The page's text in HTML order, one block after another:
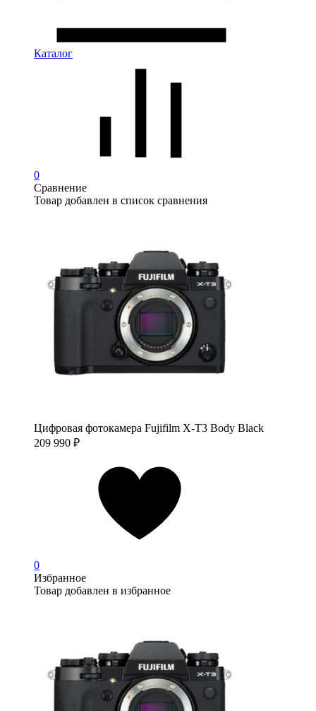
Каталог
0
Сравнение
Товар добавлен в список сравнения
Цифровая фотокамера Fujifilm X-T3 Body Black
209 990 ₽
0
Избранное
Товар добавлен в избранное